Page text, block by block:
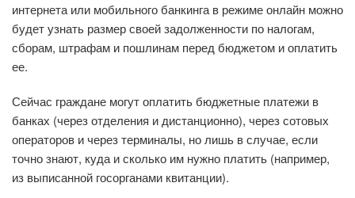
интернета или мобильного банкинга в режиме онлайн можно
будет узнать размер своей задолженности по налогам,
сборам, штрафам и пошлинам перед бюджетом и оплатить
ее.
Сейчас граждане могут оплатить бюджетные платежи в
банках (через отделения и дистанционно), через сотовых
операторов и через терминалы, но лишь в случае, если
точно знают, куда и сколько им нужно платить (например,
из выписанной госорганами квитанции).